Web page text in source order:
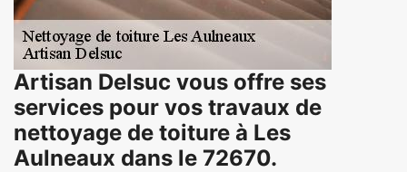
Artisan Delsuc vous offre ses
services pour vos travaux de
nettoyage de toiture à Les
Aulneaux dans le 72670.